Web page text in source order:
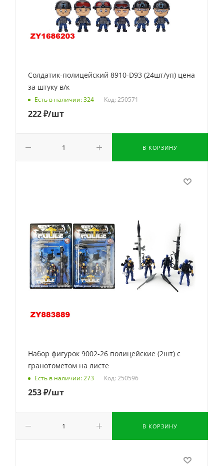
Солдатик-полицейский 8910-D93 (24шт/уп) цена
за штуку в/к
Есть в наличии: 324 Код: 250571
222₽/шт
В КОРЗИНУ
Набор фигурок 9002-26 полицейские (2шт) с
гранотометом на листе
Есть в наличии: 273 Код: 250596
253₽/шт
В КОРЗИНУ